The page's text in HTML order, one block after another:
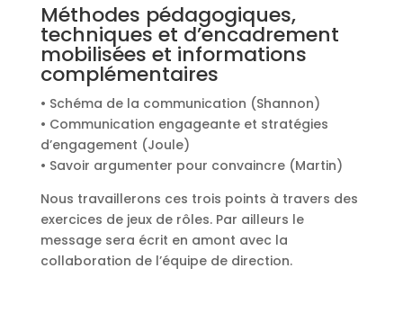
Méthodes pédagogiques,
techniques et d’encadrement
mobilisées et informations
complémentaires
• Schéma de la communication (Shannon)
• Communication engageante et stratégies
d’engagement (Joule)
• Savoir argumenter pour convaincre (Martin)
Nous travaillerons ces trois points à travers des
exercices de jeux de rôles. Par ailleurs le
message sera écrit en amont avec la
collaboration de l’équipe de direction.